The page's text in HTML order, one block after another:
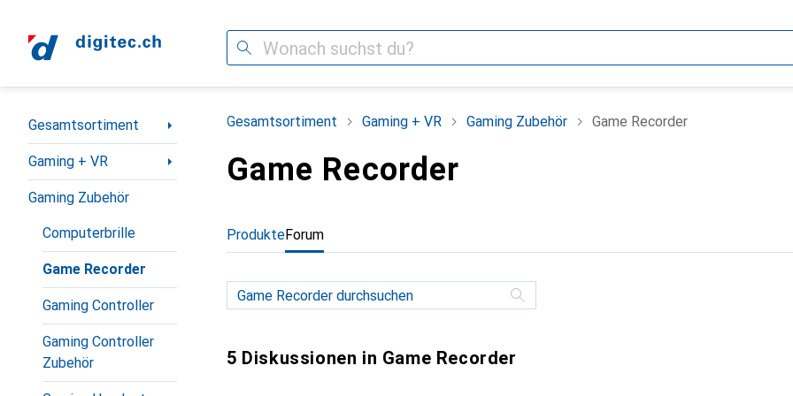
Suche
Navigation nach Kategorien
Gesamtsortiment
Gaming + VR
Gaming Zubehör
Computerbrille
Game Recorder
Gaming Controller
Gaming Controller
Zubehör
Gesamtsortiment Gaming + VR Gaming Zubehör Game Recorder
Game Recorder
ProdukteForum
5 Diskussionen in Game Recorder